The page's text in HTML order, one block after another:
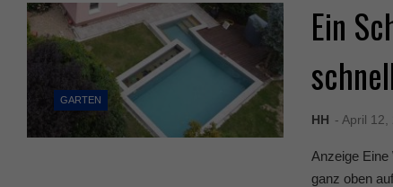
GARTEN
Ein
HH - April 12,
Anzeige Eine
ganz oben